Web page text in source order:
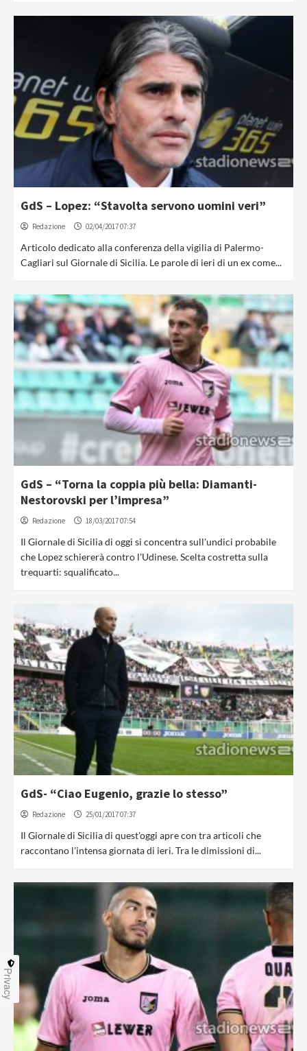
GdS – Lopez: “Stavolta servono uomini veri”
Redazione 02/04/2017 07:37
Articolo dedicato alla conferenza della vigilia di Palermo-
Cagliari sul Giornale di Sicilia. Le parole di ieri di un ex come...
GdS – “Torna la coppia più bella: Diamanti-
Nestorovski per l’impresa”
Redazione 18/03/2017 07:54
Il Giornale di Sicilia di oggi si concentra sull'undici probabile
che Lopez schiererà contro l'Udinese. Scelta costretta sulla
trequarti: squalificato...
GdS- “Ciao Eugenio, grazie lo stesso”
Redazione 25/01/2017 07:37
Il Giornale di Sicilia di quest'oggi apre con tra articoli che
raccontano l'intensa giornata di ieri. Tra le dimissioni di...
Privacy